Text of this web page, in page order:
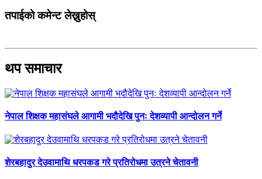
तपाईको कमेन्ट लेख्नुहोस्
थप समाचार
नेपाल शिक्षक महासंघले आगामी भदौदेखि पुनः देशव्यापी आन्दोलन गर्ने
शेरबहादुर देउवामाथि धरपकड गरे प्रतिरोधमा उत्रने चेतावनी